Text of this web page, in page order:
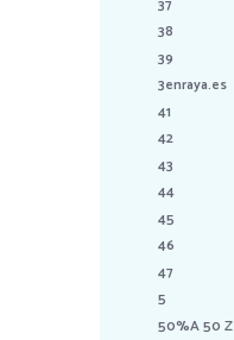
37
38
39
3enraya.es
41
42
43
44
45
46
47
5
50%A 50 Z